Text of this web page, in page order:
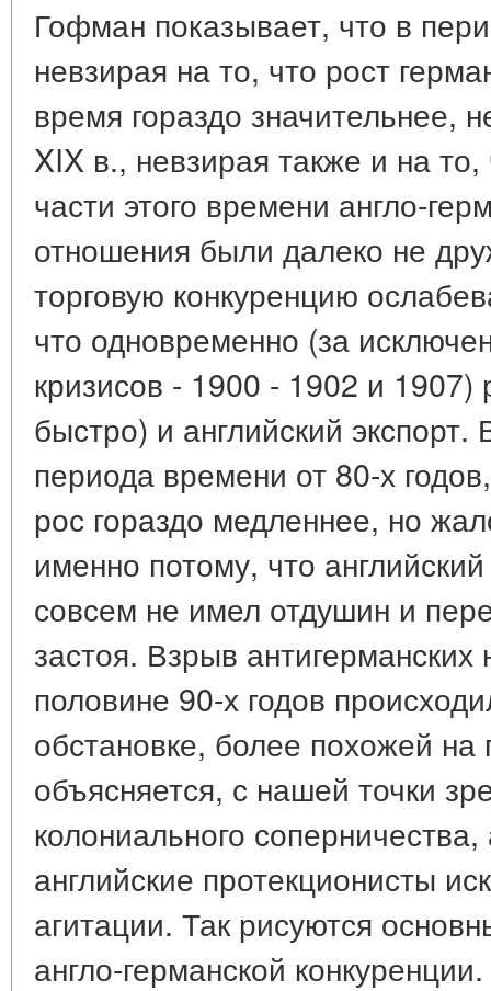
Гофман показывает, что в
невзирая на то, что рост
время гораздо значительнее,
XIX в., невзирая также и на
части этого времени англо-
отношения были далеко не
торговую конкуренцию
что одновременно (за
кризисов - 1900 - 1902 и 1907)
быстро) и английский экспорт.
периода времени от 80-х
рос гораздо медленнее, но
именно потому, что
совсем не имел отдушин и
застоя. Взрыв
половине 90-х годов
обстановке, более похожей
объясняется, с нашей точки
колониального
английские протекционисты
агитации. Так рисуются
англо-германской конкуренции.